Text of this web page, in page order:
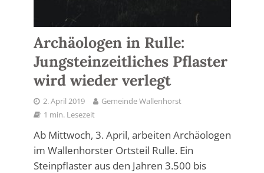
Archäologen in Rulle:
Jungsteinzeitliches Pflaster
wird wieder verlegt
2. April 2019
Gemeinde Wallenhorst
1 min. Lesezeit
Ab Mittwoch, 3. April, arbeiten Archäologen
im Wallenhorster Ortsteil Rulle. Ein
Steinpflaster aus den Jahren 3.500 bis